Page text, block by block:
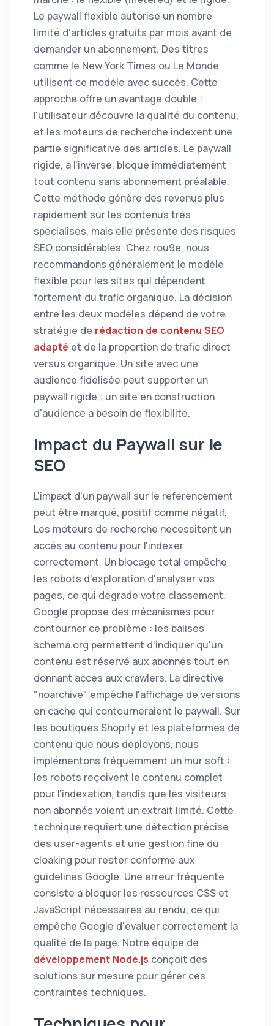
Le paywall flexible autorise un nombre
limité d'articles gratuits par mois avant de
demander un abonnement. Des titres
comme le New York Times ou Le Monde
utilisent ce modèle avec succès. Cette
approche offre un avantage double :
l'utilisateur découvre la qualité du contenu,
et les moteurs de recherche indexent une
partie significative des articles. Le paywall
rigide, à l'inverse, bloque immédiatement
tout contenu sans abonnement préalable.
Cette méthode génère des revenus plus
rapidement sur les contenus très
spécialisés, mais elle présente des risques
SEO considérables. Chez rou9e, nous
recommandons généralement le modèle
flexible pour les sites qui dépendent
fortement du trafic organique. La décision
entre les deux modèles dépend de votre
stratégie de rédaction de contenu SEO
adapté et de la proportion de trafic direct
versus organique. Un site avec une
audience fidélisée peut supporter un
paywall rigide ; un site en construction
d'audience a besoin de flexibilité.
Impact du Paywall sur le
SEO
L'impact d'un paywall sur le référencement
peut être marqué, positif comme négatif.
Les moteurs de recherche nécessitent un
accès au contenu pour l'indexer
correctement. Un blocage total empêche
les robots d'exploration d'analyser vos
pages, ce qui dégrade votre classement.
Google propose des mécanismes pour
contourner ce problème : les balises
schema.org permettent d'indiquer qu'un
contenu est réservé aux abonnés tout en
donnant accès aux crawlers. La directive
"noarchive" empêche l'affichage de versions
en cache qui contourneraient le paywall. Sur
les boutiques Shopify et les plateformes de
contenu que nous déployons, nous
implémentons fréquemment un mur soft :
les robots reçoivent le contenu complet
pour l'indexation, tandis que les visiteurs
non abonnés voient un extrait limité. Cette
technique requiert une détection précise
des user-agents et une gestion fine du
cloaking pour rester conforme aux
guidelines Google. Une erreur fréquente
consiste à bloquer les ressources CSS et
JavaScript nécessaires au rendu, ce qui
empêche Google d'évaluer correctement la
qualité de la page. Notre équipe de
développement Node.js conçoit des
solutions sur mesure pour gérer ces
contraintes techniques.